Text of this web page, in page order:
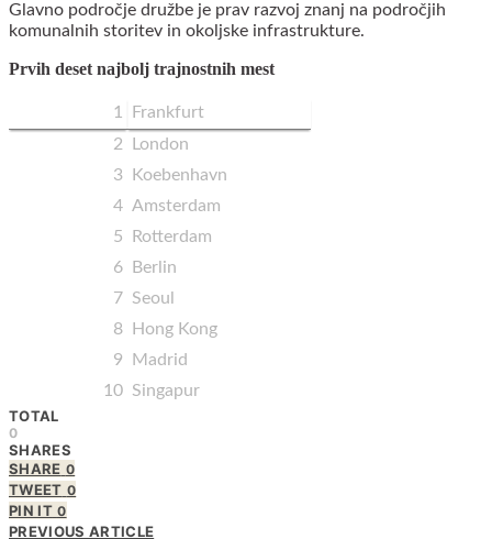
Glavno področje družbe je prav razvoj znanj na področjih
komunalnih storitev in okoljske infrastrukture.
Prvih deset najbolj trajnostnih mest
1
Frankfurt
2
London
3
Koebenhavn
4 Amsterdam
5
Rotterdam
6
Berlin
7 Seoul
8
Hong Kong
9
Madrid
10 Singapur
TOTAL
0
SHARES
SHARE 0
TWEET 0
PIN IT 0
PREVIOUS ARTICLE